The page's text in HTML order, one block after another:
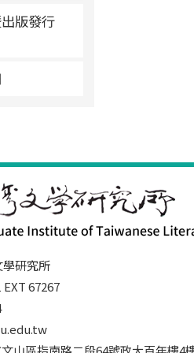
版發行
研究所
EXT 67267